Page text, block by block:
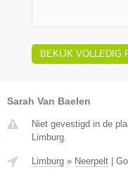
BEKIJK VOLLEDIG
Sarah Van Baelen
Niet gevestigd in de
Limburg.
Limburg » Neerpelt